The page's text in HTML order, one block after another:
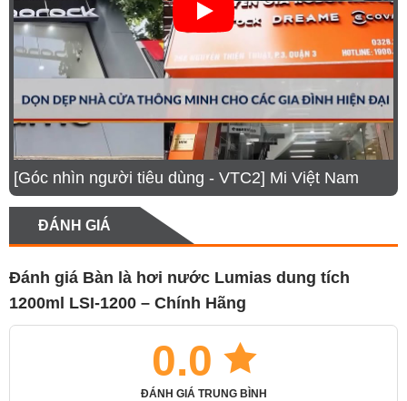
[Góc nhìn người tiêu dùng - VTC2] Mi Việt Nam
ĐÁNH GIÁ
Đánh giá Bàn là hơi nước Lumias dung tích
1200ml LSI-1200 – Chính Hãng
0.0
ĐÁNH GIÁ TRUNG BÌNH